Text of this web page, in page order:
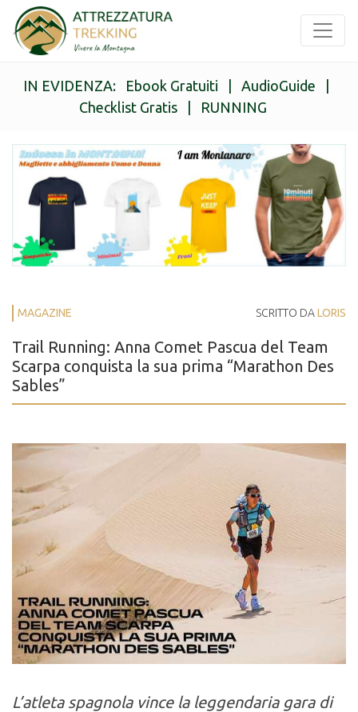
IN EVIDENZA: Ebook Gratuiti AudioGuide
Checklist Gratis| RUNNING
MAGAZINE SCRITTO DALORIS
Trail Running: Anna Comet Pascua del Team
Scarpa conquista la sua prima “Marathon Des
Sables”
L’atleta spagnola vince la leggendaria gara di